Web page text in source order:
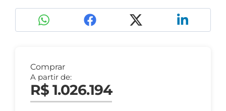
Comprar
A partir de:
R$ 1.026.194